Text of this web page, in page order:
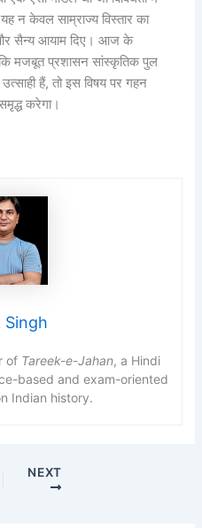
न केवल साम्राज्य विस्तार का
और सैन्य आयाम दिए। आज के
कि मजबूत प्रशासन सांस्कृतिक पुल
हैं, तो इस विषय पर गहन
करेगा।
Singh
of Tareek-e-Jahan, a Hindi
based and exam-oriented
Indian history.
NEXT